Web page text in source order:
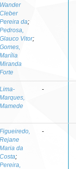
Wander
Cleber
Pereira da;
Pedrosa,
Glauco Vitor;
Gomes,
Marília
Miranda
Forte
Lima-
Marques,
Mamede
-
Figueiredo,
Rejane
Maria da
Costa;
Pereira,
-